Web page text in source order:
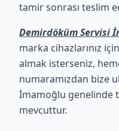
tamir sonrası teslim
Demirdöküm Servisi
marka cihazlarınız
almak isterseniz,
numaramızdan bize
İmamoğlu genelinde
mevcuttur.